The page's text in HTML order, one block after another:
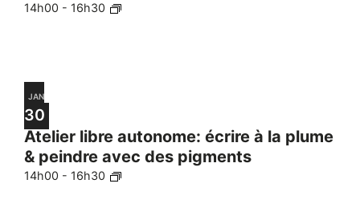
14h00 - 16h30
JAN
30
Atelier libre autonome: écrire à la plume
& peindre avec des pigments
14h00 - 16h30